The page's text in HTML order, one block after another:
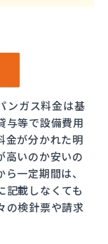
ンガス料金は基
与等で設備費用
金が分かれた明
高いのか安いの
一定期間は、
記載しなくても
の検針票や請求